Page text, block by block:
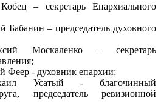
– секретарь Епархиального
Бабанин – председатель духовного
Москаленко – секретарь
Феер - духовник епархии;
Усатый - благочинный
председатель ревизионной